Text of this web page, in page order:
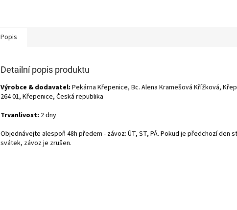
Popis
Detailní popis produktu
Výrobce & dodavatel: Pekárna Křepenice, Bc. Alena Kramešová Křížková,
264 01, Křepenice, Česká republika
Trvanlivost: 2 dny
Objednávejte alespoň 48h předem - závoz: ÚT, ST, PÁ. Pokud je předchozí den
svátek, závoz je zrušen.